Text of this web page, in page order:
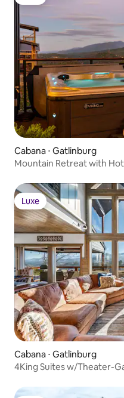
Cabana ⋅ Gatlinburg
Mountain Retreat with
Luxe
Luxe
Cabana ⋅ Gatlinburg
4King Suites w/Theater-